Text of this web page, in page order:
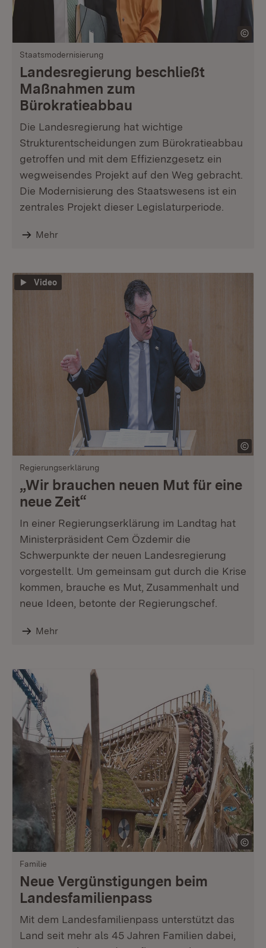
Staatsmodernisierung
Landesregierung beschließt
Maßnahmen zum
Bürokratieabbau
Die Landesregierung hat wichtige
Strukturentscheidungen zum Bürokratieabbau
getroffen und mit dem Effizienzgesetz ein
wegweisendes Projekt auf den Weg gebracht.
Die Modernisierung des Staatswesens ist ein
zentrales Projekt dieser Legislaturperiode.
Mehr
Video
Regierungserklärung
„Wir brauchen neuen Mut für eine
neue Zeit“
In einer Regierungserklärung im Landtag hat
Ministerpräsident Cem Özdemir die
Schwerpunkte der neuen Landesregierung
vorgestellt. Um gemeinsam gut durch die Krise
kommen, brauche es Mut, Zusammenhalt und
neue Ideen, betonte der Regierungschef.
Mehr
Familie
Neue Vergünstigungen beim
Landesfamilienpass
Mit dem Landesfamilienpass unterstützt das
Land seit mehr als 45 Jahren Familien dabei,